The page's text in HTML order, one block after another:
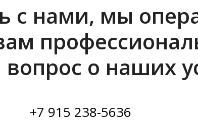
с нами, мы
о наших
+7 915 238-5636